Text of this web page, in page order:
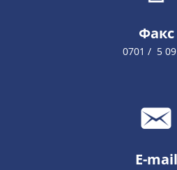
Факс
0701 / 5 09
E-mail